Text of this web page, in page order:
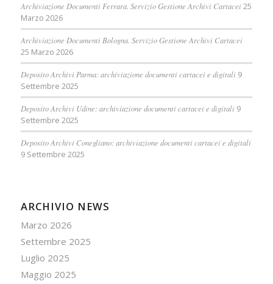
Archiviazione Documenti Ferrara. Servizio Gestione Archivi Cartacei 25
Marzo 2026
Archiviazione Documenti Bologna. Servizio Gestione Archivi Cartacei
25 Marzo 2026
Deposito Archivi Parma: archiviazione documenti cartacei e digitali 9
Settembre 2025
Deposito Archivi Udine: archiviazione documenti cartacei e digitali 9
Settembre 2025
Deposito Archivi Conegliano: archiviazione documenti cartacei e digitali
9 Settembre 2025
ARCHIVIO NEWS
Marzo 2026
Settembre 2025
Luglio 2025
Maggio 2025